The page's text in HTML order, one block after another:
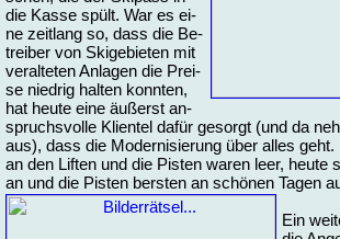
die Kas­se spült. War es ei­
ne zeit­lang so, dass die Be­
trei­ber von Ski­ge­bie­ten mit
ver­al­te­ten An­la­gen die Prei­
se nied­rig hal­ten konn­ten,
hat heu­te ei­ne äu­ßerst an­
spruchs­vol­le Kli­en­tel da­für ge­sorgt (und da
aus), dass die Mo­der­ni­sie­rung über al­les
an den Lif­ten und die Pis­ten wa­ren leer, heu­te
an und die Pis­ten bers­ten an schö­nen Ta­gen
Ein